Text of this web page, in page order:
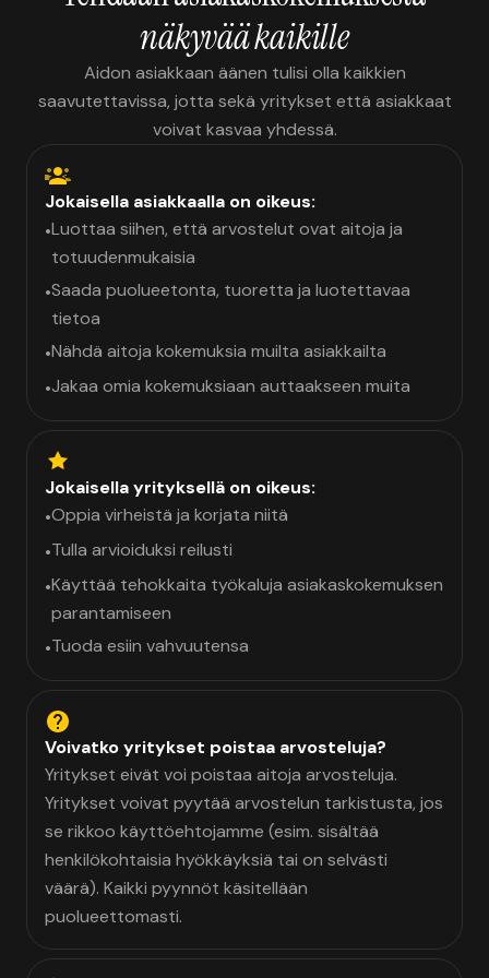
näkyvää kaikille
Aidon asiakkaan äänen tulisi olla kaikkien
saavutettavissa, jotta sekä yritykset että asiakkaat
voivat kasvaa yhdessä.
Jokaisella asiakkaalla on oikeus:
•Luottaa siihen, että arvostelut ovat aitoja ja
totuudenmukaisia
•Saada puolueetonta, tuoretta ja luotettavaa
tietoa
•Nähdä aitoja kokemuksia muilta asiakkailta
•Jakaa omia kokemuksiaan auttaakseen muita
Jokaisella yrityksellä on oikeus:
•Oppia virheistä ja korjata niitä
•Tulla arvioiduksi reilusti
•Käyttää tehokkaita työkaluja asiakaskokemuksen
parantamiseen
•Tuoda esiin vahvuutensa
Voivatko yritykset poistaa arvosteluja?
Yritykset eivät voi poistaa aitoja arvosteluja.
Yritykset voivat pyytää arvostelun tarkistusta, jos
se rikkoo käyttöehtojamme (esim. sisältää
henkilökohtaisia hyökkäyksiä tai on selvästi
väärä). Kaikki pyynnöt käsitellään
puolueettomasti.